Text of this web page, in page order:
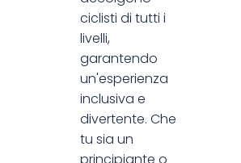
ciclisti di tutti i
livelli,
garantendo
un'esperienza
inclusiva e
divertente. Che
tu sia un